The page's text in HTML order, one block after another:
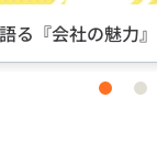
item item